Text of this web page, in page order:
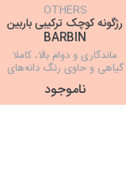
OTHERS
رژگونه کوچک ترکیبی باربین
BARBIN
ماندگاری و دوام بالا، کاملا
گیاهی و حاوی رنگ دانه‌های
غنی، ایجاد جلوه مات و طبیعی
ناموجود